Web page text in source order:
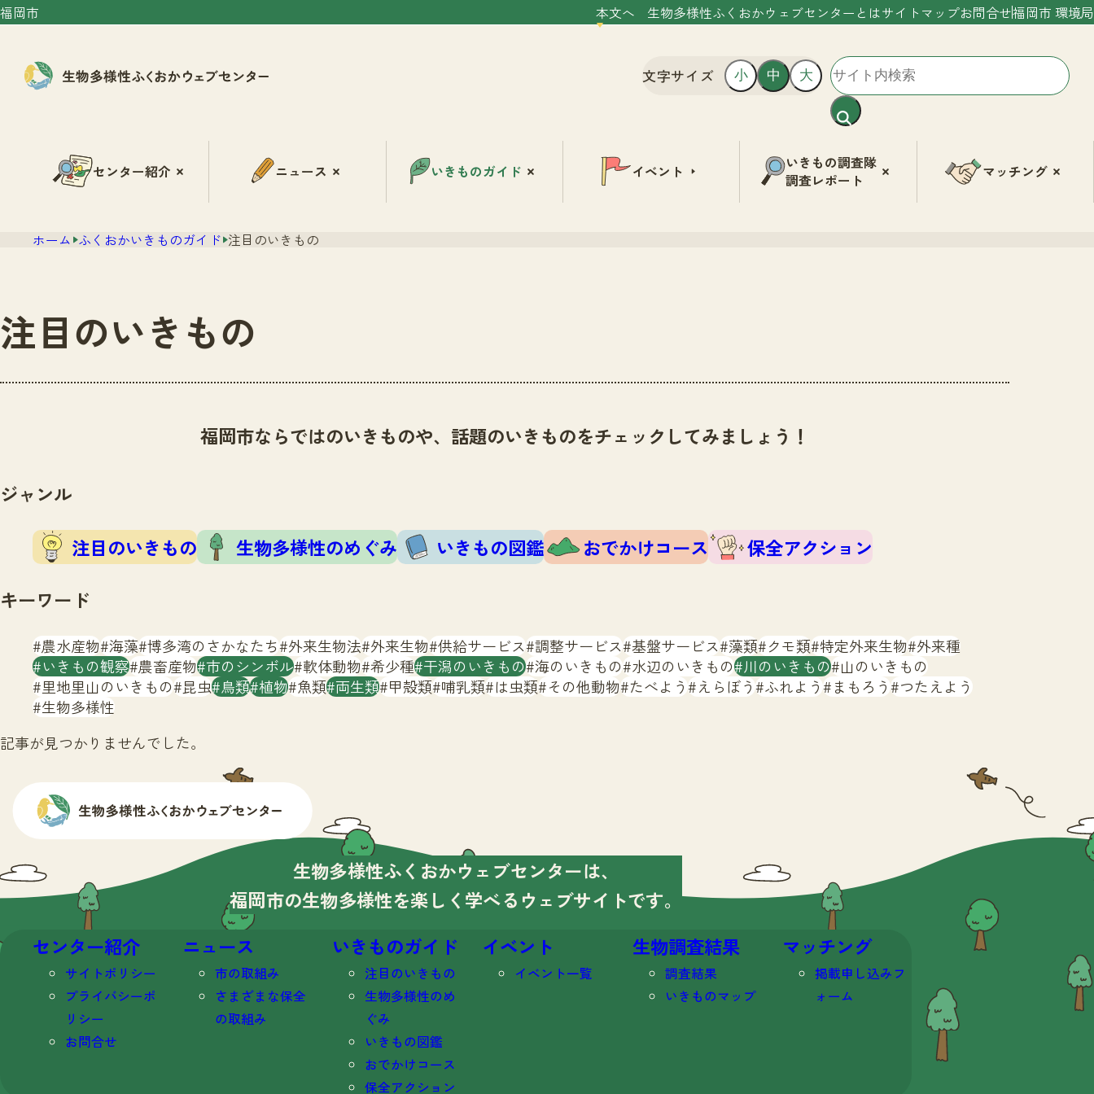
福岡市 本文へ 生物多様性ふくおかウェブセンターとはサイトマップお問合せ福岡市 環境局
文字サイズ 小 中 大
センター紹介 ニュース いきものガイド イベント
いきもの調査隊
調査レポート
マッチング
ホーム ふくおかいきものガイド 注目のいきもの
注目のいきもの
福岡市ならではのいきものや、話題のいきものをチェックしてみましょう！
ジャンル
注目のいきもの 生物多様性のめぐみ いきもの図鑑 おでかけコース
保全アクション
キーワード
農水産物 海藻 博多湾のさかなたち 外来生物法 外来生物 供給サービス 調整サービス 基盤サービス 藻類 クモ類 特定外来生物 外来種
いきもの観察 農畜産物 市のシンボル 軟体動物 希少種 干潟のいきもの 海のいきもの 水辺のいきもの 川のいきもの 山のいきもの
里地里山のいきもの 昆虫 鳥類 植物 魚類 両生類 甲殻類 哺乳類 は虫類 その他動物 たべよう えらぼう ふれよう まもろう つたえよう
生物多様性
記事が見つかりませんでした。
生物多様性ふくおかウェブセンターは、
福岡市の生物多様性を楽しく学べる ウェブサイトです。
センター紹介
サイトポリシー
プライバシーポ
リシー
お問合せ
ニュース
市の取組み
さまざまな保全
の取組み
いきものガイド
注目のいきもの
生物多様性のめ
ぐみ
いきもの図鑑
おでかけコース
保全アクション
イベント
イベント一覧
生物調査結果
調査結果
いきものマップ
マッチング
掲載申し込みフ
ォーム